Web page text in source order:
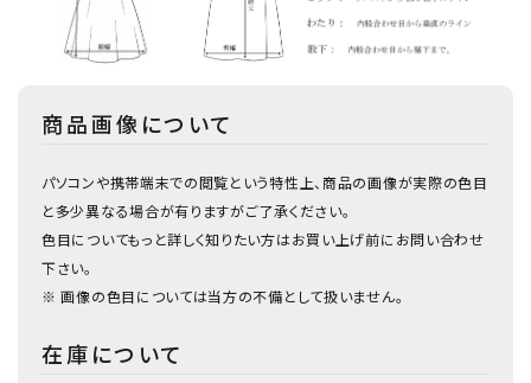
商品画像について
パソコンや携帯端末での閲覧という特性上、商品の画像が実際の色目
と多少異なる場合が有りますがご了承ください。
色目についてもっと詳しく知りたい方はお買い上げ前にお問い合わせ
下さい。
※ 画像の色目については当方の不備として扱いません。
在庫について